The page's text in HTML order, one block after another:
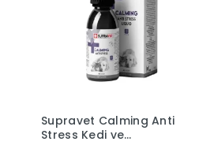
Supravet Calming Anti
Stress Kedi ve